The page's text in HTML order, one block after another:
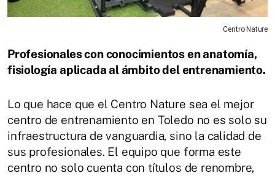
Centro Nature
Profesionales con conocimientos en anatomía,
fisiología aplicada al ámbito del entrenamiento.
Lo que hace que el Centro Nature sea el mejor
centro de entrenamiento en Toledo no es solo su
infraestructura de vanguardia, sino la calidad de
sus profesionales. El equipo que forma este
centro no solo cuenta con títulos de renombre,